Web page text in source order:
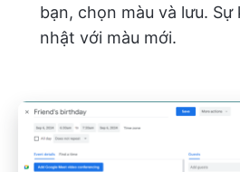
bạn, chọn màu và lưu. Sự
nhật với màu mới.